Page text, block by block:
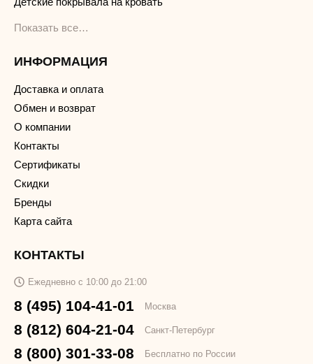
Показать все…
ИНФОРМАЦИЯ
Доставка и оплата
Обмен и возврат
О компании
Контакты
Сертификаты
Скидки
Бренды
Карта сайта
КОНТАКТЫ
Ежедневно с 10:00 до 21:00
8 (495) 104-41-01 Москва
8 (812) 604-21-04 Санкт-Петербург
8 (800) 301-33-08 Бесплатно по России